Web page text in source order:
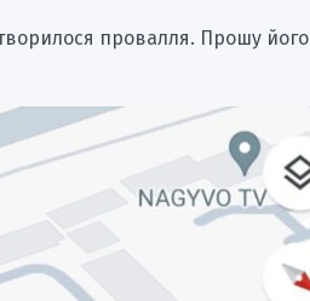
провалля. Прошу його